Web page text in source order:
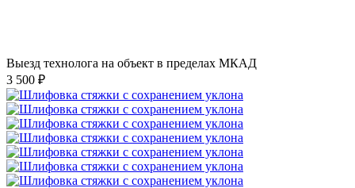
Выезд технолога на объект в пределах МКАД
3 500 ₽